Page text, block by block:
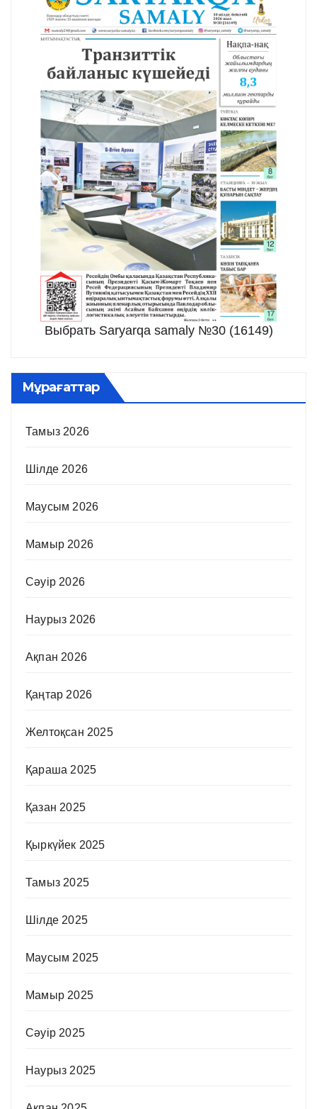
Выбрать Saryarqa samaly №30 (16149)
Мұрағаттар
Тамыз 2026
Шілде 2026
Маусым 2026
Мамыр 2026
Сәуір 2026
Наурыз 2026
Ақпан 2026
Қаңтар 2026
Желтоқсан 2025
Қараша 2025
Қазан 2025
Қыркүйек 2025
Тамыз 2025
Шілде 2025
Маусым 2025
Мамыр 2025
Сәуір 2025
Наурыз 2025